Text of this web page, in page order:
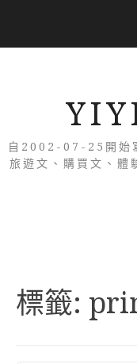
自2002-07-25開始
旅遊文、購買文、體
標籤: